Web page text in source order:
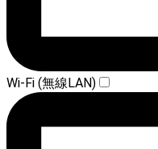
Wi-Fi (無線LAN)